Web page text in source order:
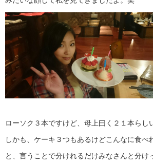
ローソク３本ですけど、母上曰く２１本らし
しかも、ケーキ３つもあるけどこんなに食
と、言うことで分けれるだけみなさんと分け